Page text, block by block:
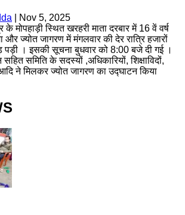
Nov 5, 2025
मोपहाड़ी स्थित खरहरी माता दरबार में 16 वें वर्ष
और ज्योत जागरण में मंगलवार की देर रात्रि हजारों
पड़ी । इसकी सूचना बुधवार को 8:00 बजे दी गई ।
समिति के सदस्यों ,अधिकारियों, शिक्षाविदों,
ने मिलकर ज्योत जागरण का उद्घाटन किया